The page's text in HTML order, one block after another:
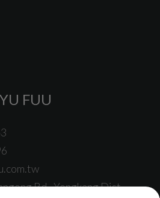
FUU
Rd.,Yongkang Dist.,